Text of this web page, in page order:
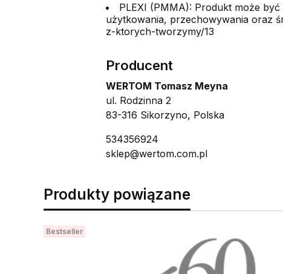
PLEXI (PMMA): Produkt może
użytkowania, przechowywania oraz
z-ktorych-tworzymy/13
Producent
WERTOM Tomasz Meyna
ul. Rodzinna 2
83-316 Sikorzyno, Polska
534356924
sklep@wertom.com.pl
Produkty powiązane
Bestseller